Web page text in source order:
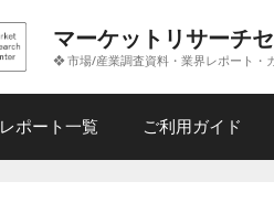
マーケットリサーチ
❖ 市場/産業調査資料・業界レポート・
レポート一覧 ご利用ガイド